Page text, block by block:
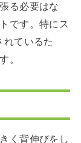
る必要はな
です。特にス
ているた
。
く背伸びをし